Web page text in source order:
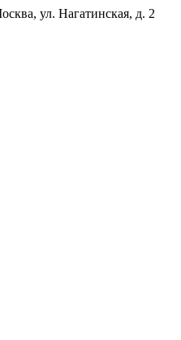
ул. Нагатинская, д. 2